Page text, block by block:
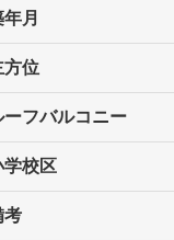
月
方位
ーフバルコニー
学校区
考